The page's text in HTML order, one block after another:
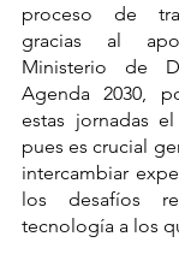
proceso de
gracias al
Ministerio de
Agenda 2030,
estas jornadas
pues es crucial
intercambiar
los desafíos
tecnología a los